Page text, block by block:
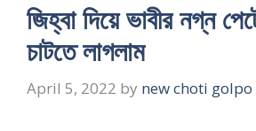
জিহ্বা দিয়ে ভাবীর নগ্ন
চাটতে লাগলাম
April 5, 2022 by new choti golpo